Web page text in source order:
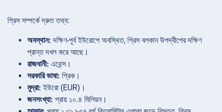
গ্রিস সম্পর্কে দ্রুত তথ্য:
অবস্থান: দক্ষিণ-পূর্ব ইউরোপে অবস্থিত, গ্রিস বলকান উপদ্বীপের দক্ষিণ
প্রান্ত দখল করে আছে।
রাজধানী: এথেন্স।
সরকারি ভাষা: গ্রিক।
মুদ্রা: ইউরো (EUR)।
জনসংখ্যা: প্রায় ১০.৪ মিলিয়ন।